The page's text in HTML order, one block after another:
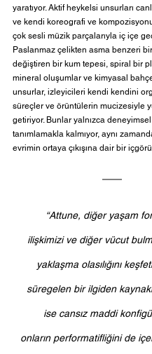
yaratıyor. Aktif heykelsi unsurları
ve kendi koreografi ve
çok sesli müzik parçalarıyla iç içe
Paslanmaz çelikten asma benzeri
değiştiren bir kum tepesi, spiral bir
mineral oluşumlar ve kimyasal
unsurlar, izleyicileri kendi kendini
süreçler ve örüntülerin mucizesiyle
getiriyor. Bunlar yalnızca deneyimsel
tanımlamakla kalmıyor, aynı
evrimin ortaya çıkışına dair bir
“Attune, diğer yaşam
ilişkimizi ve diğer vücut
yaklaşma olasılığını
süregelen bir ilgiden
ise cansız maddi
onların performatifliğini de